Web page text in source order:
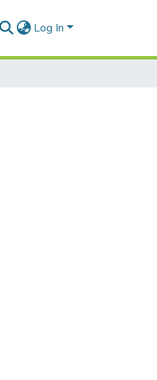
Log In